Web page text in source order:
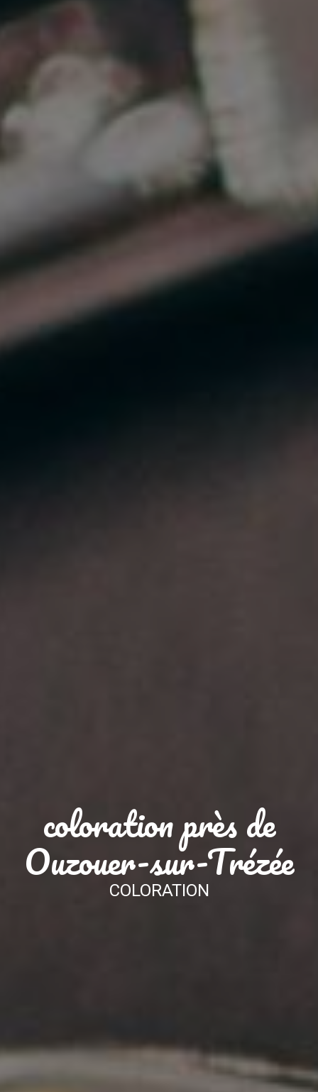
coloration près de
Ouzouer-sur-Trézée
COLORATION